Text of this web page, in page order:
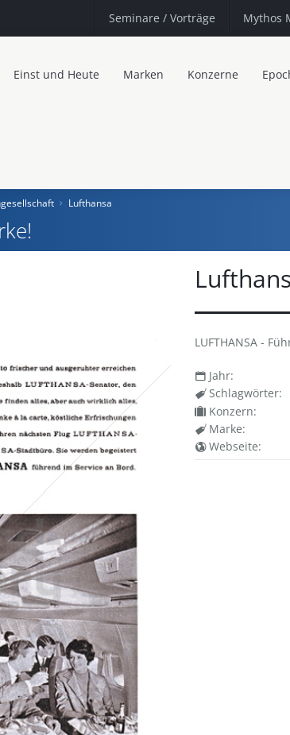
Seminare / Vorträge Mythos
Einst und Heute Marken Konzerne
Lufthansa
LUFTHANSA -
Jahr:
Schlagwörter:
Konzern:
Marke:
Webseite: